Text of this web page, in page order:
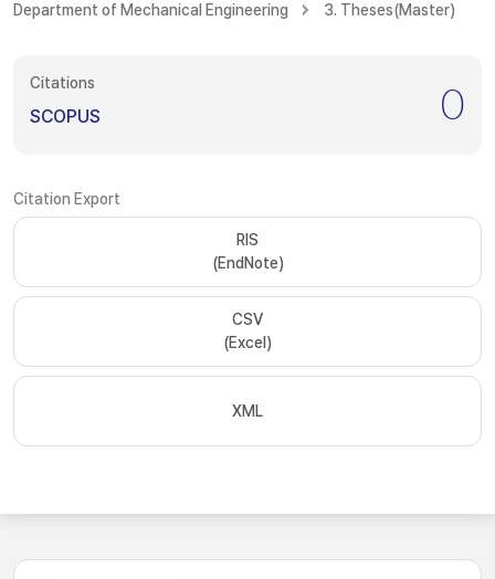
Department of Mechanical Engineering
3. Theses(Master)
Citations
SCOPUS 0
Citation Export
RIS
(EndNote)
CSV
(Excel)
XML